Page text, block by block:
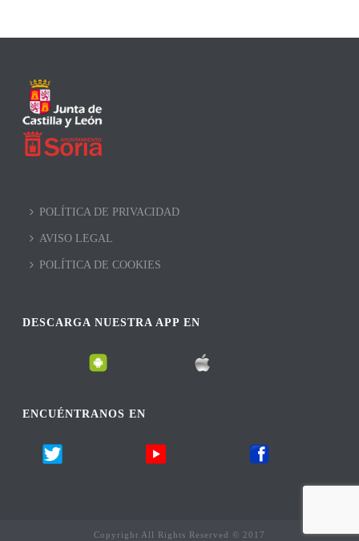
POLÍTICA DE PRIVACIDAD
AVISO LEGAL
POLÍTICA DE COOKIES
DESCARGA NUESTRA APP EN
ENCUÉNTRANOS EN
Copyright All Rights Reserved © 2017